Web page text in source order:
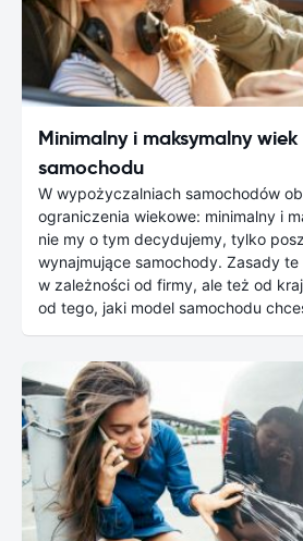
Minimalny i maksymalny
samochodu
W wypożyczalniach samochodów
ograniczenia wiekowe: minimalny i
nie my o tym decydujemy, tylko
wynajmujące samochody. Zasady
w zależności od firmy, ale też od
od tego, jaki model samochodu